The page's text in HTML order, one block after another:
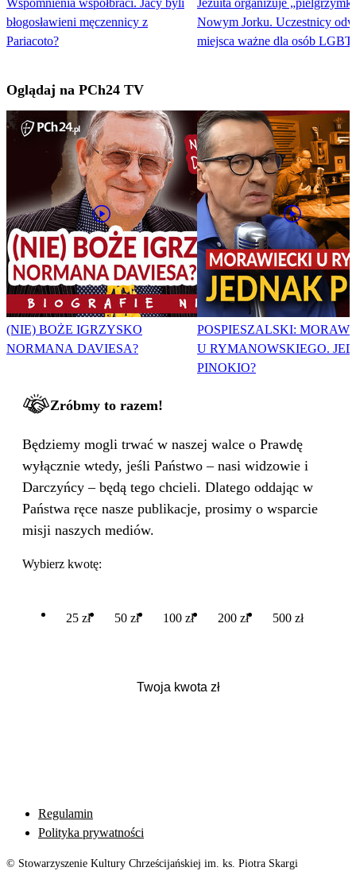
błogosławieni męczennicy z
Pariacoto?
Nowym Jorku. Uczestnicy
miejsca ważne dla osób LGBT
Oglądaj na PCh24 TV
(NIE) BOŻE IGRZYSKO
NORMANA DAVIESA?
POSPIESZALSKI:
U RYMANOWSKIEGO.
PINOKIO?
Zróbmy to razem!
Będziemy mogli trwać w naszej walce o Prawdę
wyłącznie wtedy, jeśli Państwo – nasi widzowie i
Darczyńcy – będą tego chcieli. Dlatego oddając w
Państwa ręce nasze publikacje, prosimy o wsparcie
misji naszych mediów.
Wybierz kwotę:
25 zł 50 zł 100 zł 200 zł 500 zł
Regulamin
Polityka prywatności
© Stowarzyszenie Kultury Chrześcijańskiej im. ks. Piotra Skargi